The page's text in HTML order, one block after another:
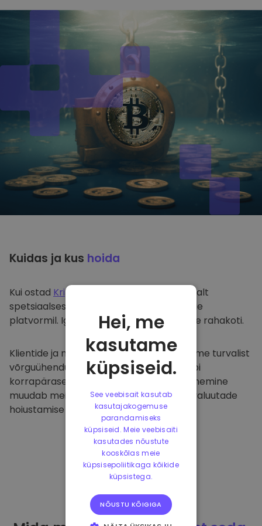
Kuidas ja kus hoida
Kui ostad Kriptomat
, kanname selle sujuvalt
spetsiaalsesse ja turvalisse rahakotti meie
platvormil. Iga kasutaja saab individuaalse rahakoti.
Klientide ja nende raha kaitsmiseks pakume turvalist
võrguühenduseta hoiustamist ja viime läbi
korrapäraseid turvaauditeid. Selline lähenemine
muudab meie platvormi ja teiste krüptovaluutade
hoiustamise tõeliseks taevaks.
Hei, me
kasutame
küpsiseid.
See veebisait kasutab
kasutajakogemuse
parandamiseks
küpsiseid. Meie veebisaiti
kasutades nõustute
kooskõlas meie
küpsisepoliitikaga kõikide
küpsistega.
NÕUSTU KÕIGIGA